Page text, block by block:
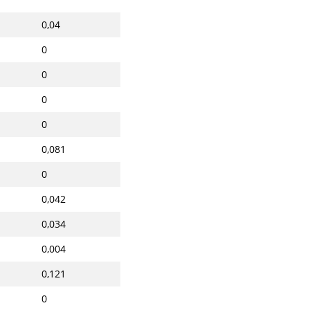
0,04
0
0
0
0
0,081
0
0,042
0,034
0,004
0,121
0